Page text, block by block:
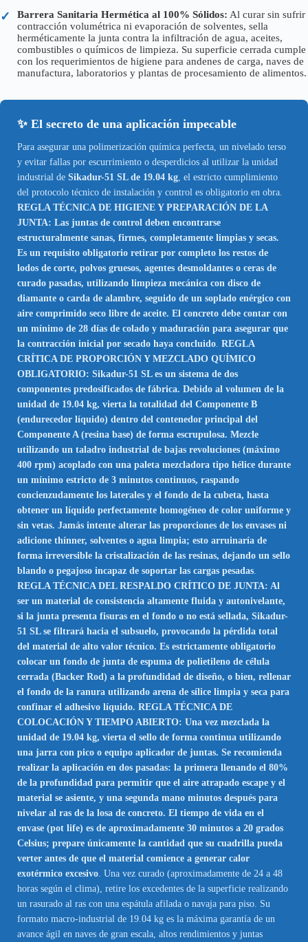
✓ Barrera Sanitaria Hermética al 100% Sólidos: Al curar sin sufrir
contracción volumétrica ni evaporación de solventes, sella
herméticamente la junta contra la infiltración de agua, aceites,
combustibles o químicos de limpieza. Su superficie cerrada cumple
con los requerimientos de higiene para andenes de carga, naves de
manufactura, laboratorios y plantas de procesamiento de alimentos.
✨ El secreto de una aplicación impecable
Para asegurar una polimerización química perfecta, un nivelado terso
y evitar fallas por escurrimiento o desperdicios al utilizar la unidad
industrial de Sikadur-51 SL de 19.04 kg , el estricto cumplimiento
del protocolo técnico de instalación y control es obligatorio en obra.
REGLA TÉCNICA DE HIGIENE Y PREPARACIÓN DE LA
JUNTA: Las juntas de control deben encontrarse
estructuralmente sanas, firmes, completamente limpias y secas.
Es un requisito obligatorio retirar por completo los restos de
lodos de corte, polvos gruesos, agentes desmoldantes o ceras de
curado pasadas, utilizando limpieza mecánica con disco de
diamante o carda de alambre, seguido de un soplado enérgico con
aire comprimido seco libre de aceite. El concreto debe contar con
un mínimo de 28 días de colado y maduración para asegurar que
la contracción inicial por secado haya concluido REGLA
CRÍTICA DE PROPORCIÓN Y MEZCLADO QUÍMICO
OBLIGATORIO: Sikadur-51 SL es un sistema de dos
componentes predosificados de fábrica. Debido al volumen de la
unidad de 19.04 kg, vierta la totalidad del Componente B
(endurecedor líquido) dentro del contenedor principal del
Componente A (resina base) de forma escrupulosa. Mezcle
utilizando un taladro industrial de bajas revoluciones (máximo
400 rpm) acoplado con una paleta mezcladora tipo hélice durante
un mínimo estricto de 3 minutos continuos, raspando
concienzudamente los laterales y el fondo de la cubeta, hasta
obtener un líquido perfectamente homogéneo de color uniforme y
sin vetas. Jamás intente alterar las proporciones de los envases ni
adicione thínner, solventes o agua limpia; esto arruinaría de
forma irreversible la cristalización de las resinas, dejando un sello
blando o pegajoso incapaz de soportar las cargas pesadas
REGLA TÉCNICA DEL RESPALDO CRÍTICO DE JUNTA: Al
ser un material de consistencia altamente fluida y autonivelante,
si la junta presenta fisuras en el fondo o no está sellada, Sikadur-
51 SL se filtrará hacia el subsuelo, provocando la pérdida total
del material de alto valor técnico. Es estrictamente obligatorio
colocar un fondo de junta de espuma de polietileno de célula
cerrada (Backer Rod) a la profundidad de diseño, o bien, rellenar
el fondo de la ranura utilizando arena de sílice limpia y seca para
confinar el adhesivo líquido. REGLA TÉCNICA DE
COLOCACIÓN Y TIEMPO ABIERTO: Una vez mezclada la
unidad de 19.04 kg, vierta el sello de forma continua utilizando
una jarra con pico o equipo aplicador de juntas. Se recomienda
realizar la aplicación en dos pasadas: la primera llenando el 80%
de la profundidad para permitir que el aire atrapado escape y el
material se asiente, y una segunda mano minutos después para
nivelar al ras de la losa de concreto. El tiempo de vida en el
envase (pot life) es de aproximadamente 30 minutos a 20 grados
Celsius; prepare únicamente la cantidad que su cuadrilla pueda
verter antes de que el material comience a generar calor
exotérmico excesivo . Una vez curado (aproximadamente de 24 a 48
horas según el clima), retire los excedentes de la superficie realizando
un rasurado al ras con una espátula afilada o navaja para piso. Su
formato macro-industrial de 19.04 kg es la máxima garantía de un
avance ágil en naves de gran escala, altos rendimientos y juntas